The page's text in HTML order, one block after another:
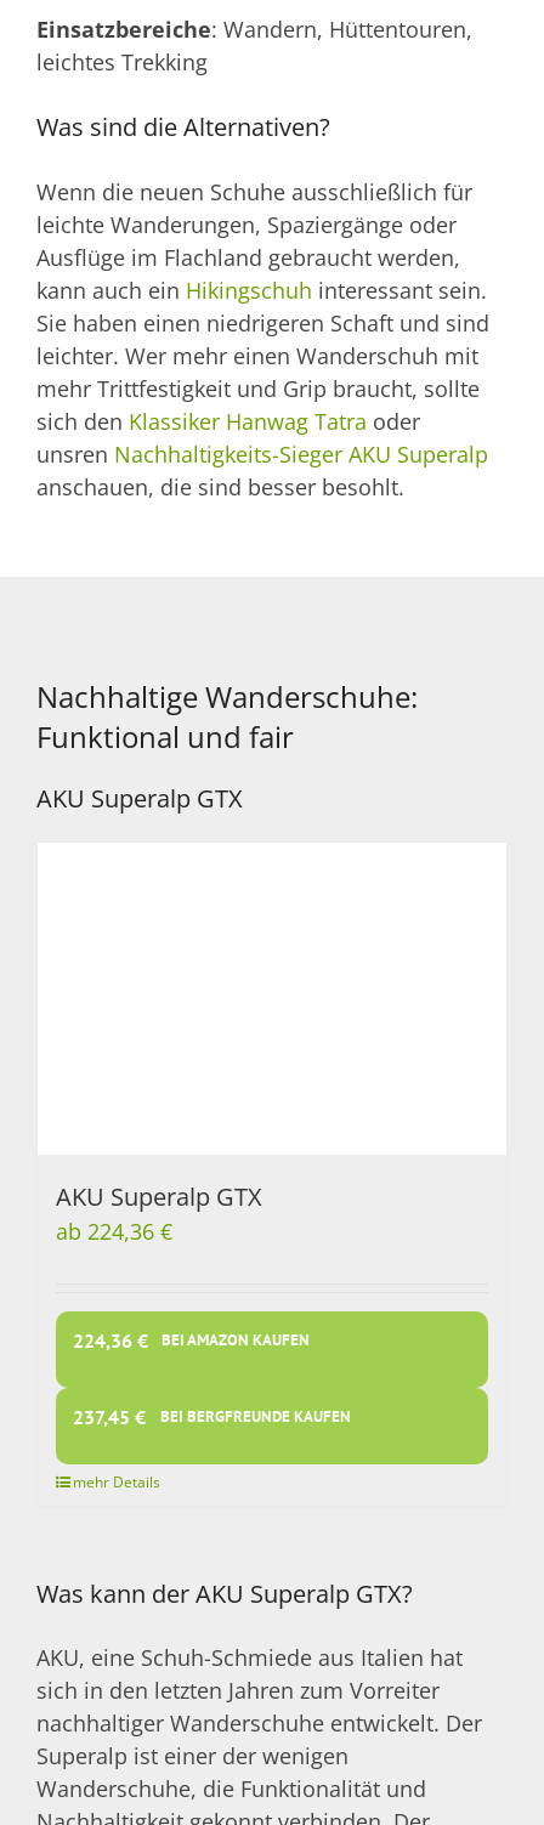
Einsatzbereiche: Wandern, Hüttentouren,
leichtes Trekking
Was sind die Alternativen?
Wenn die neuen Schuhe ausschließlich für
leichte Wanderungen, Spaziergänge oder
Ausflüge im Flachland gebraucht werden,
kann auch ein Hikingschuh interessant sein.
Sie haben einen niedrigeren Schaft und sind
leichter. Wer mehr einen Wanderschuh mit
mehr Trittfestigkeit und Grip braucht, sollte
sich den Klassiker Hanwag Tatra oder
unsren Nachhaltigkeits-Sieger AKU Superalp
anschauen, die sind besser besohlt.
Nachhaltige Wanderschuhe:
Funktional und fair
AKU Superalp GTX
AKU Superalp GTX
ab 224,36 €
224,36 € BEI AMAZON KAUFEN
237,45 € BEI BERGFREUNDE KAUFEN
Was kann der AKU Superalp GTX?
AKU, eine Schuh-Schmiede aus Italien hat
sich in den letzten Jahren zum Vorreiter
nachhaltiger Wanderschuhe entwickelt. Der
Superalp ist einer der wenigen
Wanderschuhe, die Funktionalität und